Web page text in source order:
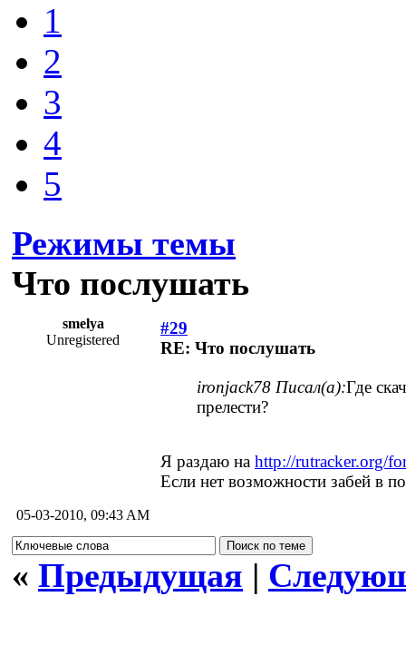
1
2
3
4
5
Режимы темы
Что послушать
smelya
Unregistered
#29
RE: Что послушать
ironjack78 Писал(а):Где
прелести?
Я раздаю на http://rutracker.org/
Если нет возможности забей в
05-03-2010, 09:43 AM
« Предыдущая |